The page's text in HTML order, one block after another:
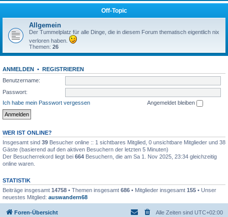
Off-Topic
Allgemein
Der Tummelplatz für alle Dinge, die in diesem Forum thematisch eigentlich nix
verloren haben.
Themen: 26
ANMELDEN • REGISTRIEREN
Benutzername:
Passwort:
Ich habe mein Passwort vergessen
Angemeldet bleiben
WER IST ONLINE?
Insgesamt sind 39 Besucher online :: 1 sichtbares Mitglied, 0 unsichtbare Mitglieder und 38
Gäste (basierend auf den aktiven Besuchern der letzten 5 Minuten)
Der Besucherrekord liegt bei 664 Besuchern, die am Sa 1. Nov 2025, 23:34 gleichzeitig
online waren.
STATISTIK
Beiträge insgesamt 14758 • Themen insgesamt 686 • Mitglieder insgesamt 155 • Unser
neuestes Mitglied: auswandern68
Foren-Übersicht Alle Zeiten sind UTC+02:00